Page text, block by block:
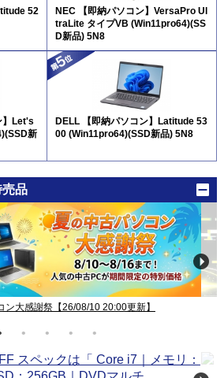
52
NEC 【即納パソコン】VersaPro Ul
traLite タイプVB (Win11pro64)(SS
D新品) 5N8
】Let's
新
DELL 【即納パソコン】Latitude 53
00 (Win11pro64)(SSD新品) 5N8
売品
ン大感謝祭【26/08/10 20:00更新】